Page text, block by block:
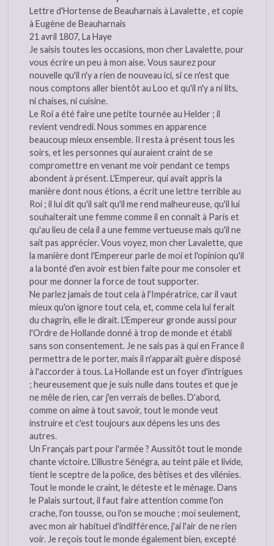
Lettre d'Hortense de Beauharnais à Lavalette , et copie
à Eugène de Beauharnais
21 avril 1807, La Haye
Je saisis toutes les occasions, mon cher Lavalette, pour
vous écrire un peu à mon aise. Vous saurez pour
nouvelle qu'il n'y a rien de nouveau ici, si ce n'est que
nous comptons aller bientôt au Loo et qu'il n'y a ni lits,
ni chaises, ni cuisine.
Le Roi a été faire une petite tournée au Helder ; il
revient vendredi. Nous sommes en apparence
beaucoup mieux ensemble. Il resta à présent tous les
soirs, et les personnes qui auraient craint de se
compromettre en venant me voir pendant ce temps
abondent à présent. L'Empereur, qui avait appris la
manière dont nous étions, a écrit une lettre terrible au
Roi ; il lui dit qu'il sait qu'il me rend malheureuse, qu'il lui
souhaiterait une femme comme il en connaît à Paris et
qu'au lieu de cela il a une femme vertueuse mais qu'il ne
sait pas apprécier. Vous voyez, mon cher Lavalette, que
la manière dont l'Empereur parle de moi et l'opinion qu'il
a la bonté d'en avoir est bien faite pour me consoler et
pour me donner la force de tout supporter.
Ne parlez jamais de tout cela à l'Impératrice, car il vaut
mieux qu'on ignore tout cela, et, comme cela lui ferait
du chagrin, elle le dirait. L'Empereur gronde aussi pour
l'Ordre de Hollande donné à trop de monde et établi
sans son consentement. Je ne sais pas à qui en France il
permettra de le porter, mais il n'apparaît guère disposé
à l'accorder à tous. La Hollande est un foyer d'intrigues
; heureusement que je suis nulle dans toutes et que je
ne mêle de rien, car j'en verrais de belles. D'abord,
comme on aime à tout savoir, tout le monde veut
instruire et c'est toujours aux dépens les uns des
autres.
Un Français part pour l'armée ? Aussitôt tout le monde
chante victoire. L'illustre Sénégra, au teint pâle et livide,
tient le sceptre de la police, des bêtises et des vilénies.
Tout le monde le craint, le déteste et le ménage. Dans
le Palais surtout, il faut faire attention comme l'on
crache, l'on tousse, ou l'on se mouche ; moi seulement,
avec mon air habituel d'indifférence, j'ai l'air de ne rien
voir. Je reçois tout le monde également bien, excepté